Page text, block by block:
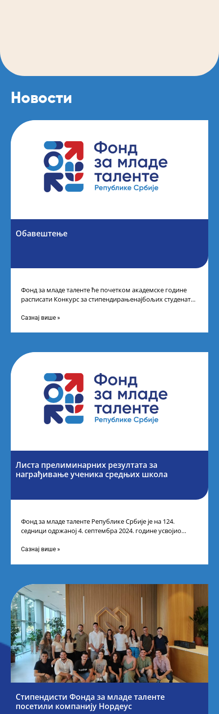
Новости
Обавештење
Фонд за младе таленте ће почетком академске године
расписати Конкурс за стипендирањенајбољих студената
Сазнај више »
Листа прелиминарних резултата за
награђивање ученика средњих школа
Фонд за младе таленте Републике Србије је на 124.
седници одржаној 4. септембра 2024. године усвојио
Сазнај више »
Стипендисти Фонда за младе таленте
посетили компанију Нордеус